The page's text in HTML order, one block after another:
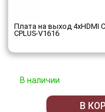
Плата на выход 4хHDMI
CPLUS-V1616
В наличии
В